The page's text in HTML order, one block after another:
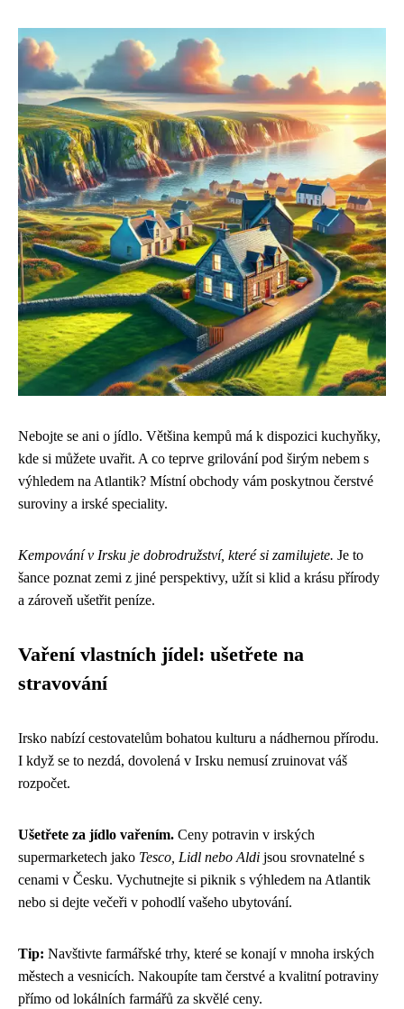
Nebojte se ani o jídlo. Většina kempů má k dispozici kuchyňky,
kde si můžete uvařit. A co teprve grilování pod širým nebem s
výhledem na Atlantik? Místní obchody vám poskytnou čerstvé
suroviny a irské speciality.
Kempování v Irsku je dobrodružství, které si zamilujete. Je to
šance poznat zemi z jiné perspektivy, užít si klid a krásu přírody
a zároveň ušetřit peníze.
Vaření vlastních jídel: ušetřete na
stravování
Irsko nabízí cestovatelům bohatou kulturu a nádhernou přírodu.
I když se to nezdá, dovolená v Irsku nemusí zruinovat váš
rozpočet.
Ušetřete za jídlo vařením. Ceny potravin v irských
supermarketech jako Tesco, Lidl nebo Aldi jsou srovnatelné s
cenami v Česku. Vychutnejte si piknik s výhledem na Atlantik
nebo si dejte večeři v pohodlí vašeho ubytování.
Tip: Navštivte farmářské trhy, které se konají v mnoha irských
městech a vesnicích. Nakoupíte tam čerstvé a kvalitní potraviny
přímo od lokálních farmářů za skvělé ceny.